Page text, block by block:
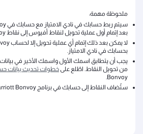
ملحوظة مهمة:
بعد إتمام أول عملية تحويل لنقاط أفيوس إلى نقاط Marriott Bonvoy.
بحسابك في نادي الامتياز.
يجب أن يتطابق اسمك الأول واسمك الأخير في
من تحويل النقاط. اطّلع علىخطوات تحديث بيانات
Bonvoy.
ستُضاف النقاط إلى حسابك في برنامج Marriott Bonvoy خلال 48 ساعة.